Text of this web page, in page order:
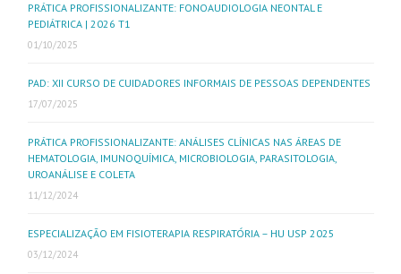
PRÁTICA PROFISSIONALIZANTE: FONOAUDIOLOGIA NEONTAL E
PEDIÁTRICA | 2026 T1
01/10/2025
PAD: XII CURSO DE CUIDADORES INFORMAIS DE PESSOAS DEPENDENTES
17/07/2025
PRÁTICA PROFISSIONALIZANTE: ANÁLISES CLÍNICAS NAS ÁREAS DE
HEMATOLOGIA, IMUNOQUÍMICA, MICROBIOLOGIA, PARASITOLOGIA,
UROANÁLISE E COLETA
11/12/2024
ESPECIALIZAÇÃO EM FISIOTERAPIA RESPIRATÓRIA – HU USP 2025
03/12/2024